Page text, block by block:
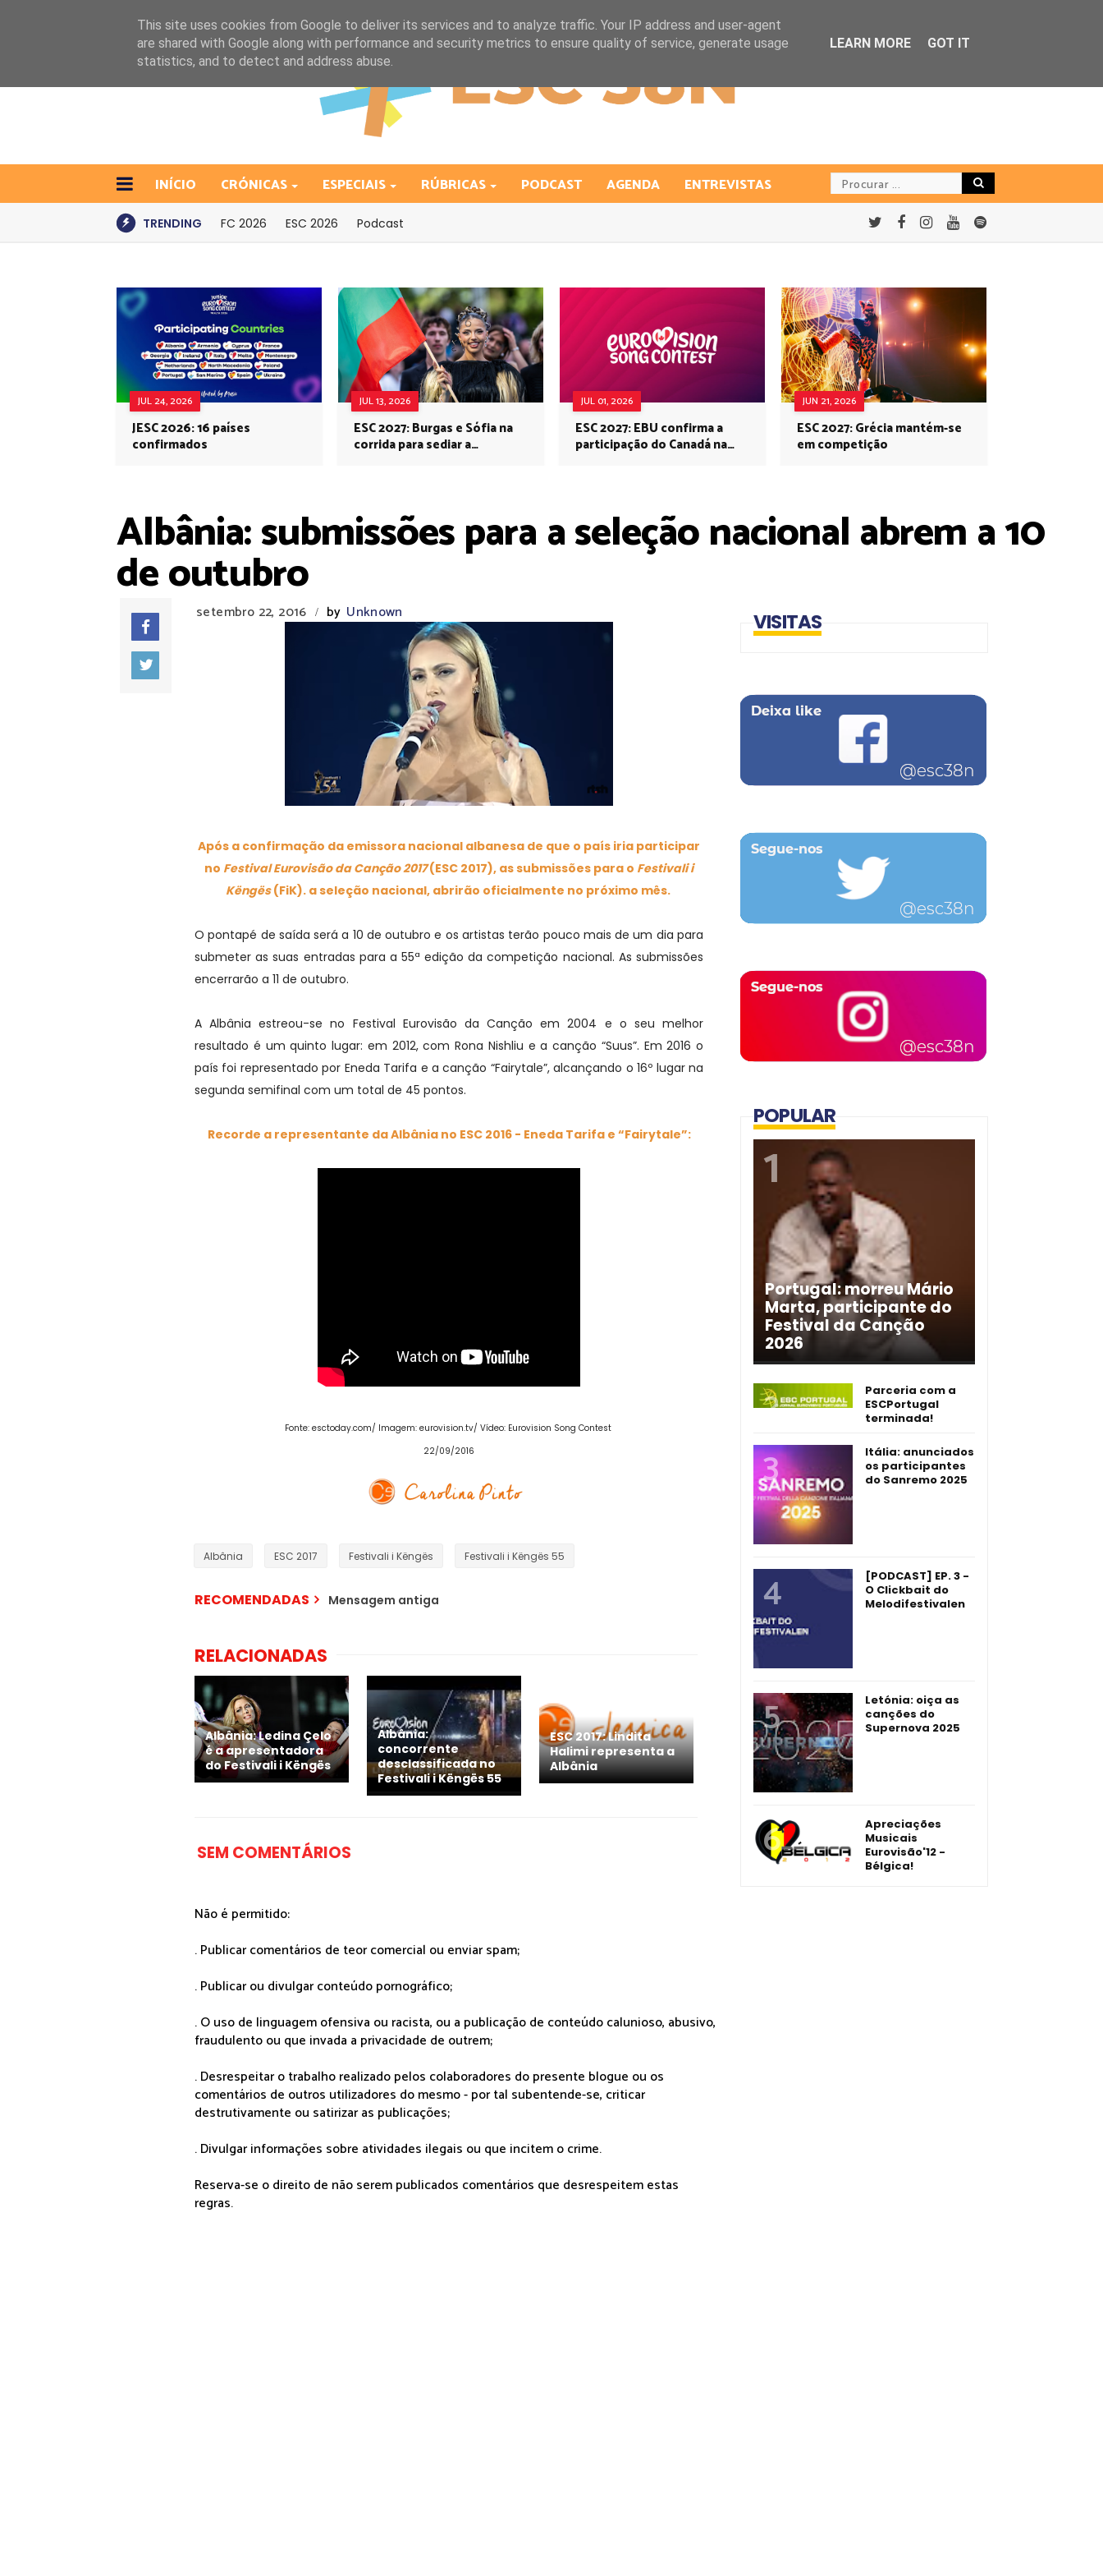
INÍCIO CRÓNICAS ESPECIAIS RÚBRICAS PODCAST AGENDA ENTREVISTAS
TRENDING FC 2026 ESC 2026 Podcast
JUL 24, 2026
JESC 2026: 16 países
confirmados
JUL 13, 2026
ESC 2027: Burgas e Sófia na
corrida para sediar a
JUL 01, 2026
ESC 2027: EBU confirma a
participação do Canadá na
JUN 21, 2026
ESC 2027: Grécia mantém-se
em competição
Albânia: submissões para a seleção nacional abrem a 10
de outubro
setembro 22, 2016 / by Unknown
Após a confirmação da emissora nacional albanesa de que o país iria participar
no Festival Eurovisão da Canção 2017(ESC 2017), as submissões para o Festivali i
Këngës(FiK). a seleção nacional, abrirão oficialmente no próximo mês.
O pontapé de saída será a 10 de outubro e os artistas terão pouco mais de um dia para
submeter as suas entradas para a 55ª edição da competição nacional. As submissões
encerrarão a 11 de outubro.
A Albânia estreou-se no Festival Eurovisão da Canção em 2004 e o seu melhor
resultado é um quinto lugar: em 2012, com Rona Nishliu e a canção “Suus”. Em 2016 o
país foi representado por Eneda Tarifa e a canção “Fairytale”, alcançando o 16º lugar na
segunda semifinal com um total de 45 pontos.
Recorde a representante da Albânia no ESC 2016 - Eneda Tarifa e “Fairytale”:
Fonte: esctoday.com/ Imagem: eurovision.tv/ Vídeo: Eurovision Song Contest
22/09/2016
Albânia ESC 2017 Festivali i Këngës Festivali i Këngës 55
RECOMENDADAS Mensagem antiga
RELACIONADAS
Albânia: Ledina Çelo
é a apresentadora
do Festivali i Këngës
Albânia:
concorrente
desclassificada no
Festivali i Këngës 55
ESC 2017: Lindita
Halimi representa a
Albânia
SEM COMENTÁRIOS
Não é permitido:
. Publicar comentários de teor comercial ou enviar spam;
. Publicar ou divulgar conteúdo pornográfico;
. O uso de linguagem ofensiva ou racista, ou a publicação de conteúdo calunioso, abusivo,
fraudulento ou que invada a privacidade de outrem;
. Desrespeitar o trabalho realizado pelos colaboradores do presente blogue ou os
comentários de outros utilizadores do mesmo - por tal subentende-se, criticar
destrutivamente ou satirizar as publicações;
. Divulgar informações sobre atividades ilegais ou que incitem o crime.
Reserva-se o direito de não serem publicados comentários que desrespeitem estas
regras.
VISITAS
POPULAR
Portugal: morreu Mário
Marta, participante do
Festival da Canção
2026
Parceria com a
ESCPortugal
terminada!
Itália: anunciados
os participantes
do Sanremo 2025
[PODCAST] EP. 3 -
O Clickbait do
Melodifestivalen
Letónia: oiça as
canções do
Supernova 2025
Apreciações
Musicais
Eurovisão'12 -
Bélgica!
This site uses cookies from Google to deliver its services and to analyze traffic. Your IP address and user-agent
are shared with Google along with performance and security metrics to ensure quality of service, generate usage
statistics, and to detect and address abuse.
LEARN MORE GOT IT